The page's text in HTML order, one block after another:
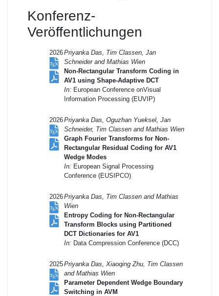
Konferenz-
Veröffentlichungen
2026Priyanka Das, Tim Classen, Jan
Schneider and Mathias Wien
Non-Rectangular Transform Coding in
AV1 using Shape-Adaptive DCT
In: European Conference onVisual
Information Processing (EUVIP)
2026Priyanka Das, Oguzhan Yueksel, Jan
Schneider, Tim Classen and Mathias Wien
Graph Fourier Transforms for Non-
Rectangular Residual Coding for AV1
Wedge Modes
In: European Signal Processing
Conference (EUSIPCO)
2026Priyanka Das, Tim Classen and Mathias
Wien
Entropy Coding for Non-Rectangular
Transform Blocks using Partitioned
DCT Dictionaries for AV1
In: Data Compression Conference (DCC)
2025Priyanka Das, Xiaoqing Zhu, Tim Classen
and Mathias Wien
Parameter Dependent Wedge Boundary
Switching in AVM